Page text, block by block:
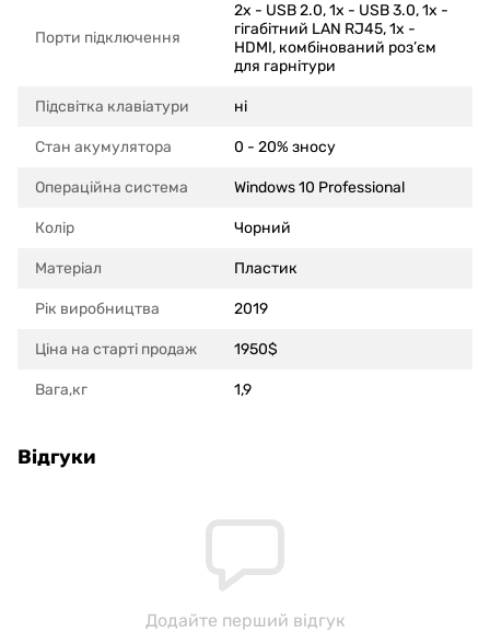
Порти підключення
2x - USB 2.0, 1x - USB 3.0, 1x -
гігабітний LAN RJ45, 1x -
HDMI, комбінований роз’єм
для гарнітури
Підсвітка клавіатури ні
Стан акумулятора 0 - 20% зносу
Операційна система Windows 10 Professional
Колір Чорний
Матеріал Пластик
Рік виробництва 2019
Ціна на старті продаж 1950$
Вага,кг 1,9
Відгуки
Додайте перший відгук